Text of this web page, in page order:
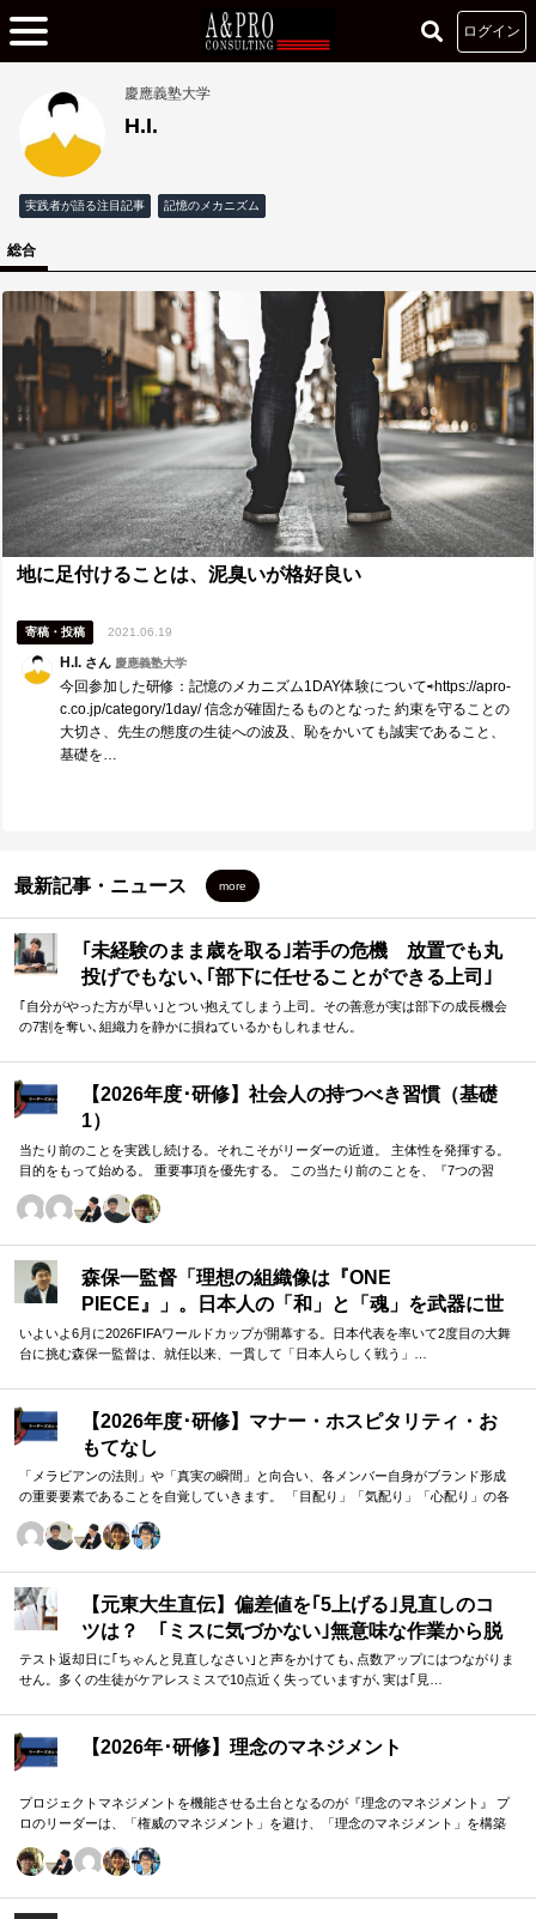
ログイン
慶應義塾大学
H.I.
実践者が語る注目記事 記憶のメカニズム
総合
地に足付けることは、泥臭いが格好良い
寄稿・投稿 2021.06.19
H.I. さん 慶應義塾大学
今回参加した研修：記憶のメカニズム1DAY体験について⇨https://apro-
c.co.jp/category/1day/ 信念が確固たるものとなった 約束を守ることの
大切さ、先生の態度の生徒への波及、恥をかいても誠実であること、
基礎を…
最新記事・ニュース more
｢未経験のまま歳を取る｣若手の危機 放置でも丸
投げでもない､｢部下に任せることができる上司｣
になる方法
｢自分がやった方が早い｣とつい抱えてしまう上司。その善意が実は部下の成長機会
の7割を奪い､組織力を静かに損ねているかもしれません。
【2026年度･研修】社会人の持つべき習慣（基礎
1）
当たり前のことを実践し続ける。それこそがリーダーの近道。 主体性を発揮する。
目的をもって始める。 重要事項を優先する。 この当たり前のことを、『7つの習
バーのための研修です。
森保一監督「理想の組織像は『ONE
PIECE』」。日本人の「和」と「魂」を武器に世
界へ挑む①
いよいよ6月に2026FIFAワールドカップが開幕する。日本代表を率いて2度目の大舞
台に挑む森保一監督は、就任以来、一貫して「日本人らしく戦う」…
【2026年度･研修】マナー・ホスピタリティ・お
もてなし
「メラビアンの法則」や「真実の瞬間」と向合い、各メンバー自身がブランド形成
の重要要素であることを自覚していきます。 「目配り」「気配り」「心配り」の各
について研究。 「マニュアル」「サービス」を理解・実践するのは当然。 「ホスピ
【元東大生直伝】偏差値を｢5上げる｣見直しのコ
ツは？ ｢ミスに気づかない｣無意味な作業から脱
却を…カギは試験"前"
テスト返却日に｢ちゃんと見直しなさい｣と声をかけても､点数アップにはつながりま
せん。多くの生徒がケアレスミスで10点近く失っていますが､実は｢見…
【2026年･研修】理念のマネジメント
プロジェクトマネジメントを機能させる土台となるのが『理念のマネジメント』 プ
ロのリーダーは、「権威のマネジメント」を避け、「理念のマネジメント」を構築
に尊重する文化を構築したいリーダーのための研修です。